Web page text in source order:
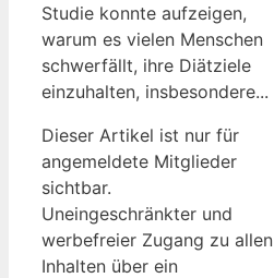
Studie konnte aufzeigen,
warum es vielen Menschen
schwerfällt, ihre Diätziele
einzuhalten, insbesondere...
Dieser Artikel ist nur für
angemeldete Mitglieder
sichtbar.
Uneingeschränkter und
werbefreier Zugang zu allen
Inhalten über ein